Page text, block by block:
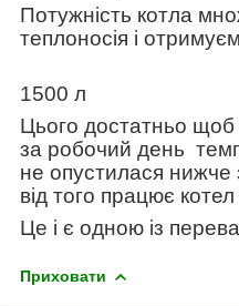
Потужність котла
теплоносія і
15 кВт
1500 л
Цього достатньо щоб
за робочий день
не опустилася нижче
від того працює котел
Це і є одною із
Приховати